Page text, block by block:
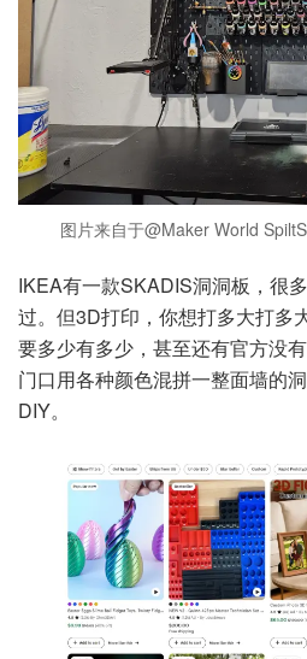
图片来自于@Maker World
IKEA有一款SKADIS洞洞板，很
过。但3D打印，你想打多大打多
要多少有多少，甚至还有官方没
门口用各种颜色混拼一整面墙的
DIY。